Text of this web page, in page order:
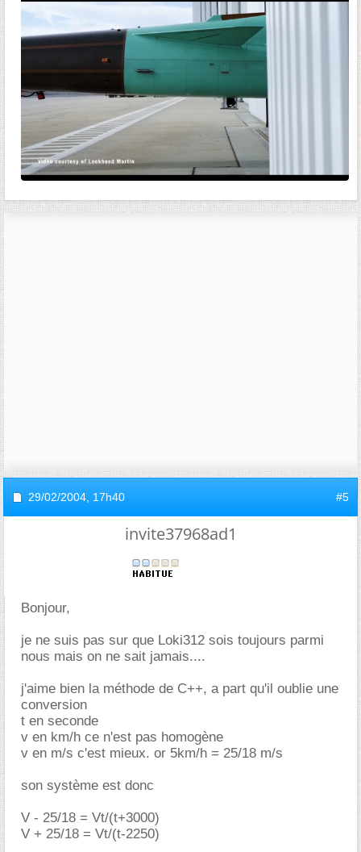
29/02/2004, 17h40 #5
invite37968ad1
Bonjour,
je ne suis pas sur que Loki312 sois toujours parmi
nous mais on ne sait jamais....
j'aime bien la méthode de C++, a part qu'il oublie une
conversion
t en seconde
v en km/h ce n'est pas homogène
v en m/s c'est mieux. or 5km/h = 25/18 m/s
son système est donc
V - 25/18 = Vt/(t+3000)
V + 25/18 = Vt/(t-2250)